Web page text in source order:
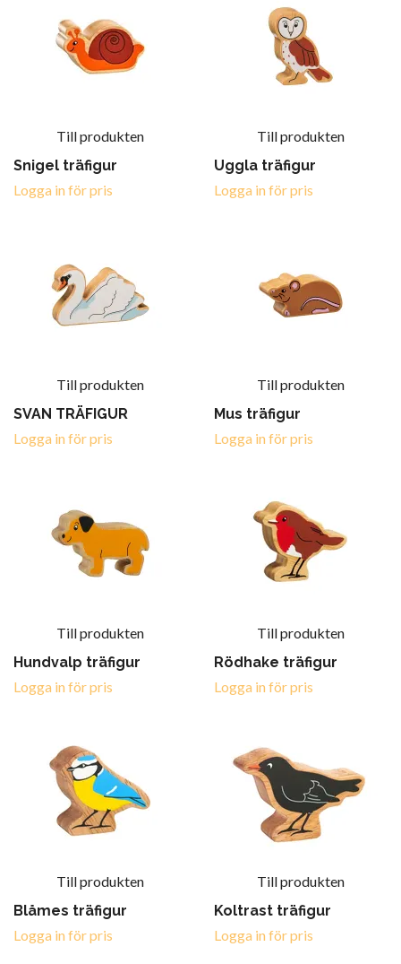
Till produkten
Snigel träfigur
Logga in för pris
Till produkten
Uggla träfigur
Logga in för pris
Till produkten
SVAN TRÄFIGUR
Logga in för pris
Till produkten
Mus träfigur
Logga in för pris
Till produkten
Hundvalp träfigur
Logga in för pris
Till produkten
Rödhake träfigur
Logga in för pris
Till produkten
Blåmes träfigur
Logga in för pris
Till produkten
Koltrast träfigur
Logga in för pris